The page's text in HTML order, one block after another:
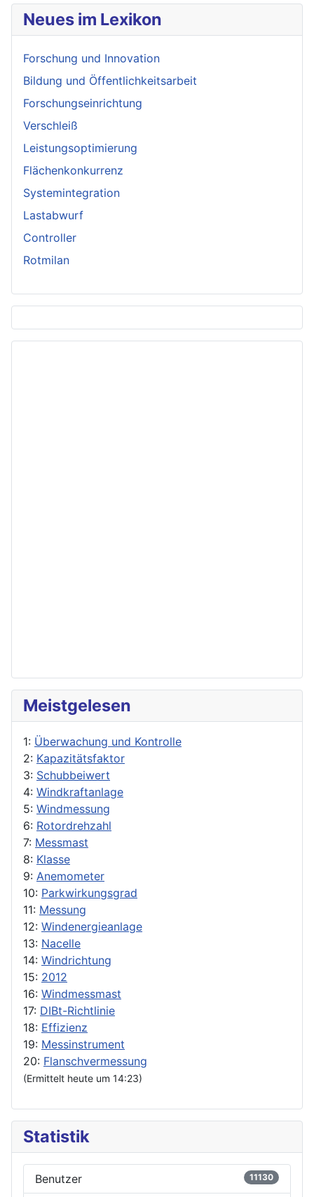
Neues im Lexikon
Forschung und Innovation
Bildung und Öffentlichkeitsarbeit
Forschungseinrichtung
Verschleiß
Leistungsoptimierung
Flächenkonkurrenz
Systemintegration
Lastabwurf
Controller
Rotmilan
Meistgelesen
1: Überwachung und Kontrolle
2: Kapazitätsfaktor
3: Schubbeiwert
4: Windkraftanlage
5: Windmessung
6: Rotordrehzahl
7: Messmast
8: Klasse
9: Anemometer
10: Parkwirkungsgrad
11: Messung
12: Windenergieanlage
13: Nacelle
14: Windrichtung
15: 2012
16: Windmessmast
17: DIBt-Richtlinie
18: Effizienz
19: Messinstrument
20: Flanschvermessung
(Ermittelt heute um 14:23)
Statistik
Benutzer 11130